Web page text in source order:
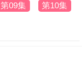
第09集 第10集